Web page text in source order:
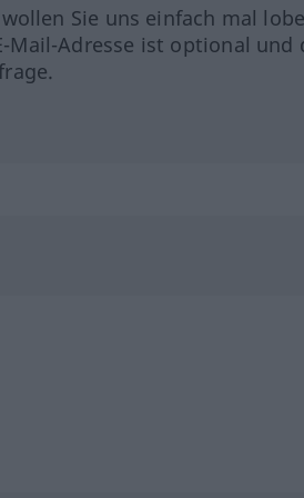
Sie uns einfach mal
Mail-Adresse ist optional und